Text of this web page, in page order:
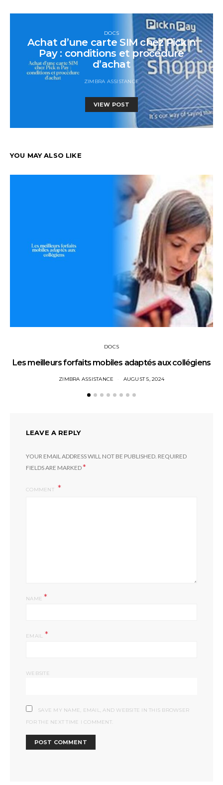
DOCS
Achat d’une carte SIM chez Pick n
Pay : conditions et procédure
d’achat
ZIMBRA ASSISTANCE
VIEW POST
YOU MAY ALSO LIKE
DOCS
Les meilleurs forfaits mobiles adaptés aux collégiens
ZIMBRA ASSISTANCE AUGUST 5, 2024
LEAVE A REPLY
YOUR EMAIL ADDRESS WILL NOT BE PUBLISHED. REQUIRED
FIELDS ARE MARKED*
COMMENT
NAME*
EMAIL *
WEBSITE
SAVE MY NAME, EMAIL, AND WEBSITE IN THIS BROWSER
FOR THE NEXT TIME I COMMENT.